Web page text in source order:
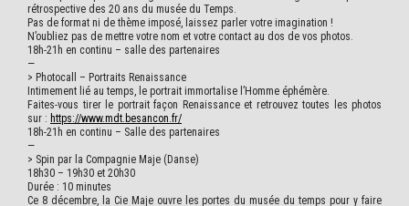
rétrospective des 20 ans du musée du Temps.
Pas de format ni de thème imposé, laissez parler votre imagination !
N’oubliez pas de mettre votre nom et votre contact au dos de vos photos.
18h-21h en continu – salle des partenaires
—
> Photocall – Portraits Renaissance
Intimement lié au temps, le portrait immortalise l’Homme éphémère.
Faites-vous tirer le portrait façon Renaissance et retrouvez toutes les photos
sur : https://www.mdt.besancon.fr/
18h-21h en continu – Salle des partenaires
—
> Spin par la Compagnie Maje (Danse)
18h30 – 19h30 et 20h30
Durée : 10 minutes
Ce 8 décembre, la Cie Maje ouvre les portes du musée du temps pour y faire